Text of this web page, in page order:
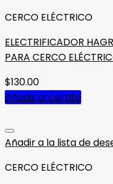
CERCO ELÉCTRICO
ELECTRIFICADOR
PARA CERCO
$130.00
Añadir al carrito
Añadir a la lista de
CERCO ELÉCTRICO